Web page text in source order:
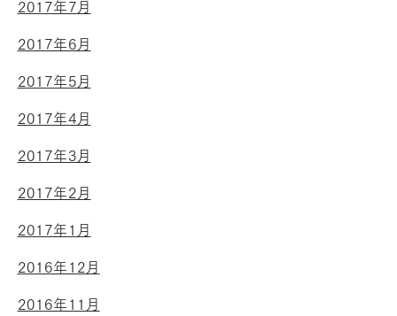
2017年7月
2017年6月
2017年5月
2017年4月
2017年3月
2017年2月
2017年1月
2016年12月
2016年11月